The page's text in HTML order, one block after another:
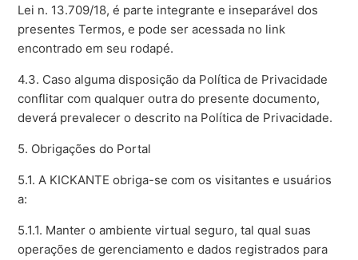
Lei n. 13.709/18, é parte integrante e inseparável dos
presentes Termos, e pode ser acessada no link
encontrado em seu rodapé.
4.3. Caso alguma disposição da Política de Privacidade
conflitar com qualquer outra do presente documento,
deverá prevalecer o descrito na Política de Privacidade.
5. Obrigações do Portal
5.1. A KICKANTE obriga-se com os visitantes e usuários
a:
5.1.1. Manter o ambiente virtual seguro, tal qual suas
operações de gerenciamento e dados registrados para